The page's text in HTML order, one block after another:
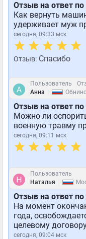
Отзыв на ответ
Как вернуть
удерживает муж
сегодня, 09:33 мск
Отзыв: Спасибо
Пользователь
Анна
Отзыв на ответ
Можно ли
военную травму
сегодня, 09:11 мск
Пользователь
Наталья
Отзыв на ответ
На момент
года,
целевому
сегодня, 09:04 мск